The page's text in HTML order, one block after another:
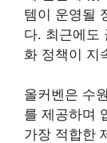
템이 운영될
다. 최근에도
화 정책이 지
올커벤은 수
를 제공하며
가장 적합한